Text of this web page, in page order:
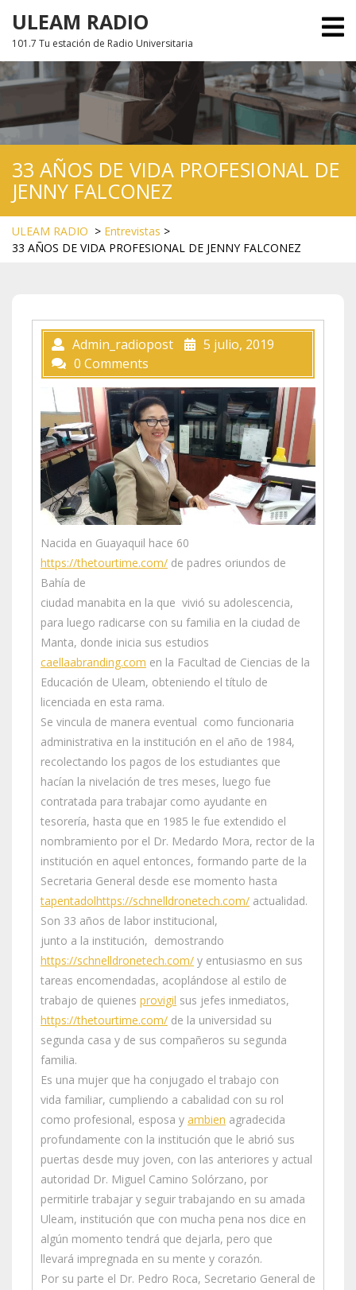
content
ULEAM RADIO
101.7 Tu estación de Radio Universitaria
33 AÑOS DE VIDA PROFESIONAL DE
JENNY FALCONEZ
ULEAM RADIO > Entrevistas >
33 AÑOS DE VIDA PROFESIONAL DE JENNY FALCONEZ
Admin_radiopost
5 julio, 2019
0 Comments
Nacida en Guayaquil hace 60
https://thetourtime.com/ de padres oriundos de
Bahía de
ciudad manabita en la que vivió su adolescencia,
para luego radicarse con su familia en la ciudad de
Manta, donde inicia sus estudios
caellaabranding.com en la Facultad de Ciencias de la
Educación de Uleam, obteniendo el título de
licenciada en esta rama.
Se vincula de manera eventual como funcionaria
administrativa en la institución en el año de 1984,
recolectando los pagos de los estudiantes que
hacían la nivelación de tres meses, luego fue
contratada para trabajar como ayudante en
tesorería, hasta que en 1985 le fue extendido el
nombramiento por el Dr. Medardo Mora, rector de la
institución en aquel entonces, formando parte de la
Secretaria General desde ese momento hasta
tapentadolhttps://schnelldronetech.com/ actualidad.
Son 33 años de labor institucional,
junto a la institución, demostrando
https://schnelldronetech.com/ y entusiasmo en sus
tareas encomendadas, acoplándose al estilo de
trabajo de quienes provigil sus jefes inmediatos,
https://thetourtime.com/ de la universidad su
segunda casa y de sus compañeros su segunda
familia.
Es una mujer que ha conjugado el trabajo con
vida familiar, cumpliendo a cabalidad con su rol
como profesional, esposa y ambien agradecida
profundamente con la institución que le abrió sus
puertas desde muy joven, con las anteriores y actual
autoridad Dr. Miguel Camino Solórzano, por
permitirle trabajar y seguir trabajando en su amada
Uleam, institución que con mucha pena nos dice en
algún momento tendrá que dejarla, pero que
llevará impregnada en su mente y corazón.
Por su parte el Dr. Pedro Roca, Secretario General de